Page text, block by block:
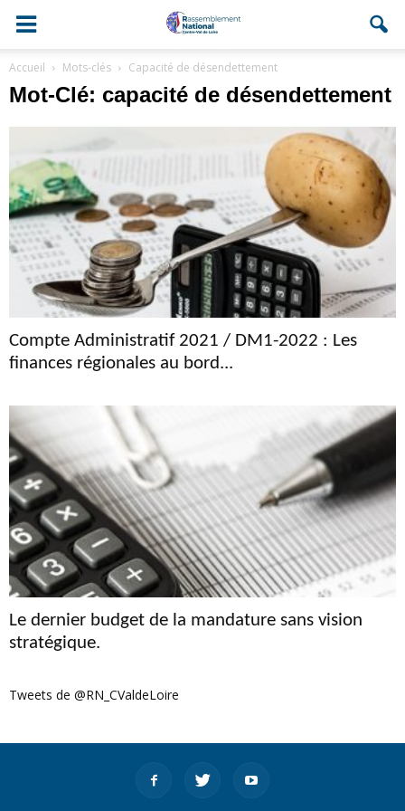
Accueil Mots-clés Capacité de désendettement
Mot-Clé: capacité de désendettement
Compte Administratif 2021 / DM1-2022 : Les
finances régionales au bord...
Le dernier budget de la mandature sans vision
stratégique.
Tweets de @RN_CValdeLoire